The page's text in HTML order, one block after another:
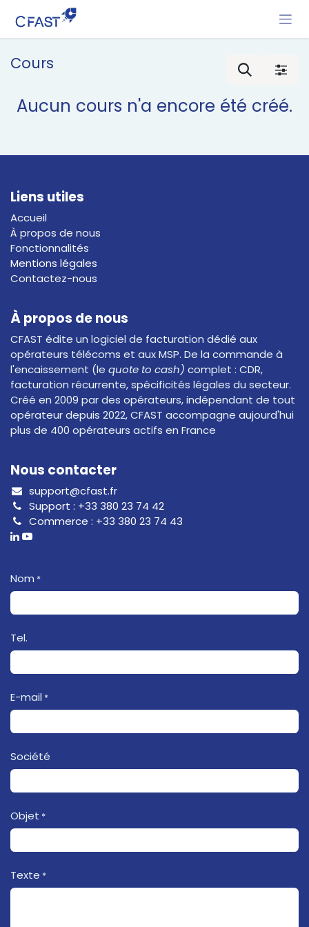
Se rendre au contenu
Cours
Aucun cours n'a encore été créé.
Liens utiles
Accueil
À propos de nous
Fonctionnalités
Mentions légales
Contactez-nous
À propos de nous
CFAST édite un logiciel de facturation dédié aux
opérateurs télécoms et aux MSP. De la commande à
l'encaissement (le quote to cash) complet : CDR,
facturation récurrente, spécificités légales du secteur.
Créé en 2009 par des opérateurs, indépendant de tout
opérateur depuis 2022, CFAST accompagne aujourd'hui
plus de 400 opérateurs actifs en France
Nous contacter
support@cfast.fr
Support : +33 380 23 74 42
Commerce : +33 380 23 74 43
Nom *
Tel.
E-mail *
Société
Objet *
Texte *